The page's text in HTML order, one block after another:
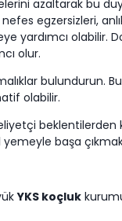
azaltarak bu
egzersizleri,
yardımcı
olur.
bulundurun.
olabilir.
beklentilerden
başa
YKS koçluk